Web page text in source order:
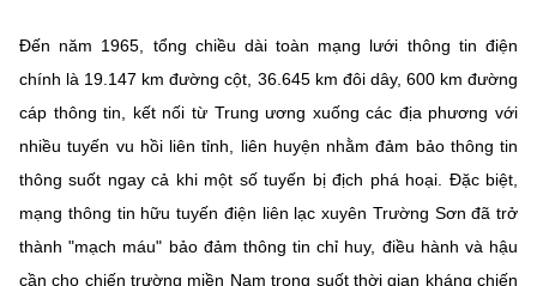
Đến năm 1965, tổng chiều dài toàn mạng lưới thông tin điện
chính là 19.147 km đường cột, 36.645 km đôi dây, 600 km đường
cáp thông tin, kết nối từ Trung ương xuống các địa phương với
nhiều tuyến vu hồi liên tỉnh, liên huyện nhằm đảm bảo thông tin
thông suốt ngay cả khi một số tuyến bị địch phá hoại. Đặc biệt,
mạng thông tin hữu tuyến điện liên lạc xuyên Trường Sơn đã trở
thành "mạch máu" bảo đảm thông tin chỉ huy, điều hành và hậu
cần cho chiến trường miền Nam trong suốt thời gian kháng chiến